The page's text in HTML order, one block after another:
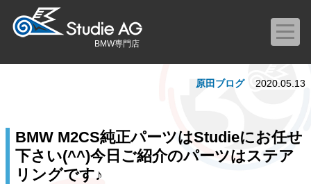
BMW専門店
BMW M2CS純正パーツはStudieにお任せ
下さい(^^)今日ご紹介のパーツはステア
リングです♪
原田ブログ 2020.05.13